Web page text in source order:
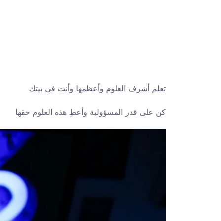
تعلم أشرف العلوم وأعظمها وأنت في بيتك
كن على قدر المسؤولية وأعطِ هذه العلوم حقها